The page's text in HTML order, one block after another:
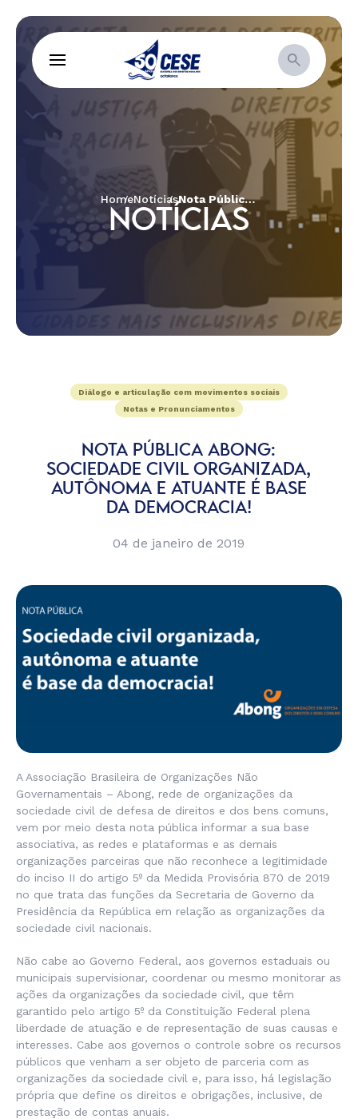
HomeNotícias Nota Pública Abong: Sociedade civil organizada, autônoma e atuante é base da democracia!
NOTÍCIAS
Diálogo e articulação com movimentos sociais
Notas e Pronunciamentos
NOTA PÚBLICA ABONG:
SOCIEDADE CIVIL ORGANIZADA,
AUTÔNOMA E ATUANTE É BASE
DA DEMOCRACIA!
04 de janeiro de 2019
A Associação Brasileira de Organizações Não
Governamentais – Abong, rede de organizações da
sociedade civil de defesa de direitos e dos bens comuns,
vem por meio desta nota pública informar a sua base
associativa, as redes e plataformas e as demais
organizações parceiras que não reconhece a legitimidade
do inciso II do artigo 5º da Medida Provisória 870 de 2019
no que trata das funções da Secretaria de Governo da
Presidência da República em relação as organizações da
sociedade civil nacionais.
Não cabe ao Governo Federal, aos governos estaduais ou
municipais supervisionar, coordenar ou mesmo monitorar as
ações da organizações da sociedade civil, que têm
garantido pelo artigo 5º da Constituição Federal plena
liberdade de atuação e de representação de suas causas e
interesses. Cabe aos governos o controle sobre os recursos
públicos que venham a ser objeto de parceria com as
organizações da sociedade civil e, para isso, há legislação
própria que define os direitos e obrigações, inclusive, de
prestação de contas anuais.